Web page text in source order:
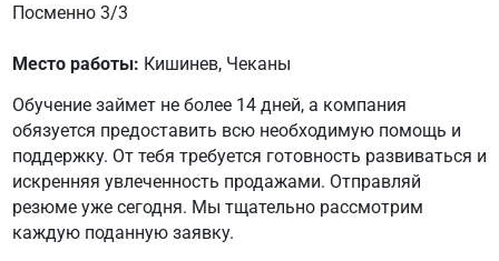
Посменно 3/3
Место работы: Кишинев, Чеканы
Обучение займет не более 14 дней, а компания
обязуется предоставить всю необходимую помощь и
поддержку. От тебя требуется готовность развиваться и
искренняя увлеченность продажами. Отправляй
резюме уже сегодня. Мы тщательно рассмотрим
каждую поданную заявку.